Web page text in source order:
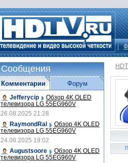
Сообщения
Комментарии
Jefferycip Обзор 4K OLED
телевизора LG 55EG960V
26.08.2025 21:28
RaymondRal
Обзор 4K OLED
телевизора LG 55EG960V
24.08.2025 19:02
Augustsoore
Обзор 4K OLED
телевизора LG 55EG960V
Форум